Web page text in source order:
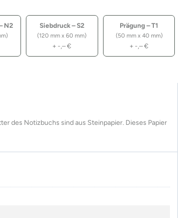
N2 Siebdruck – S2
(120 mm x 60 mm)
+ -,–€
Prägung – T1
(50 mm x 40 mm)
+ -,–€
des Notizbuchs sind aus Steinpapier. Dieses Papier